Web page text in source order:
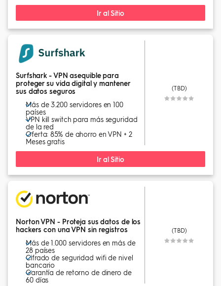
Ir al Sitio
Surfshark - VPN asequible para
proteger su vida digital y mantener
sus datos seguros
Más de 3.200 servidores en 100
países
VPN kill switch para más seguridad
de la red
Oferta: 85% de ahorro en VPN + 2
Meses gratis
(TBD)
Ir al Sitio
Norton VPN - Proteja sus datos de los
hackers con una VPN sin registros
Más de 1.000 servidores en más de
28 países
Cifrado de seguridad wifi de nivel
bancario
Garantía de retorno de dinero de
60 días
(TBD)